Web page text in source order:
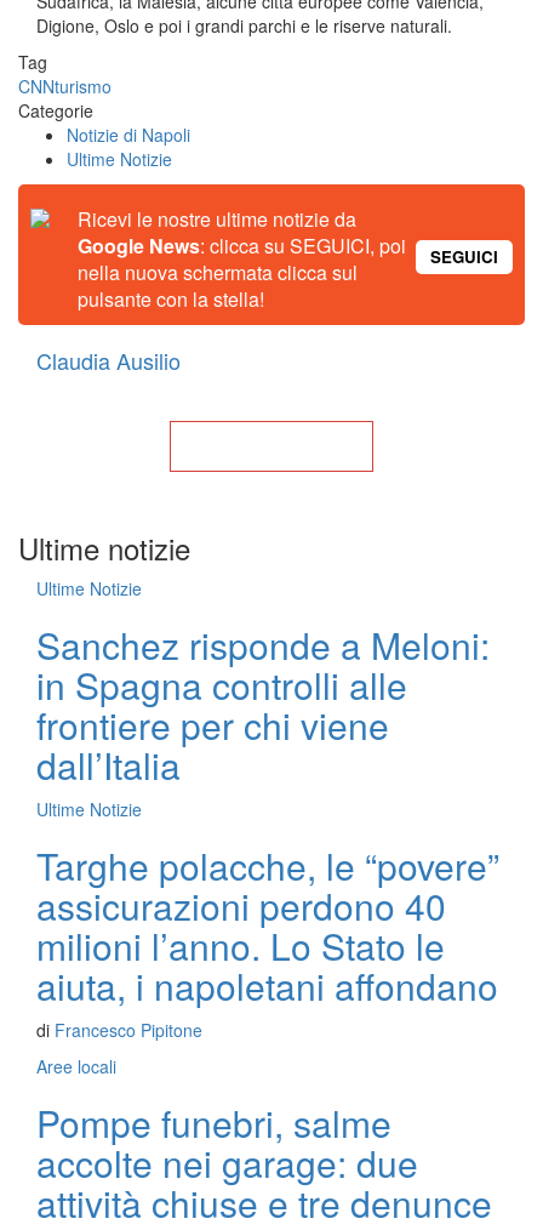
Digione, Oslo e poi i grandi parchi e le riserve naturali.
Tag
CNNturismo
Categorie
Notizie di Napoli
Ultime Notizie
Ricevi le nostre ultime notizie da
Google News: clicca su SEGUICI, poi
nella nuova schermata clicca sul
pulsante con la stella!
SEGUICI
Claudia Ausilio
Ultime notizie
Ultime Notizie
Sanchez risponde a Meloni:
in Spagna controlli alle
frontiere per chi viene
dall’Italia
Ultime Notizie
Targhe polacche, le “povere”
assicurazioni perdono 40
milioni l’anno. Lo Stato le
aiuta, i napoletani affondano
di Francesco Pipitone
Aree locali
Pompe funebri, salme
accolte nei garage: due
attività chiuse e tre denunce